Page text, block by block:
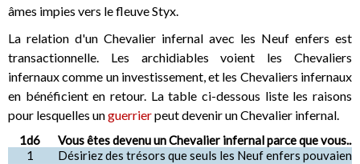
âmes impies vers le fleuve Styx.
La relation d'un Chevalier infernal avec les Neuf enfers est
transactionnelle. Les archidiables voient les Chevaliers
infernaux comme un investissement, et les Chevaliers infernaux
en bénéficient en retour. La table ci-dessous liste les raisons
pour lesquelles unguerrierpeut devenir un Chevalier infernal.
1d6
Vous êtes devenu un Chevalier infernal parce que vous...
1
Désiriez des trésors que seuls les Neuf enfers pouvaient